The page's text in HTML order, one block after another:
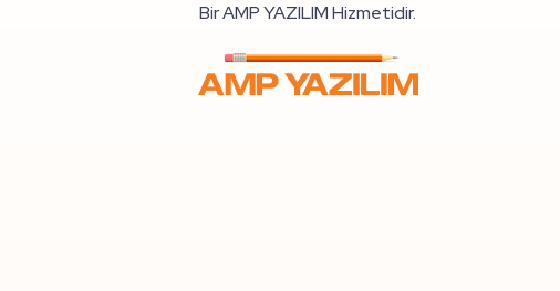
Bir AMP YAZILIM Hizmetidir.